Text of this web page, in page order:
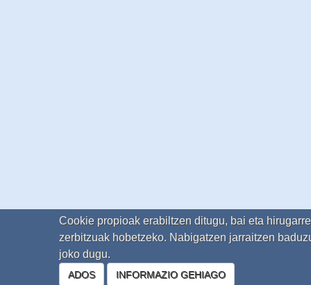
Cookie propioak erabiltzen ditugu, bai eta
zerbitzuak hobetzeko. Nabigatzen jarraitzen
joko dugu.
ADOS INFORMAZIO GEHIAGO